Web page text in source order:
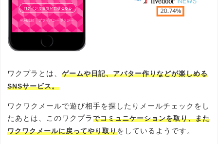
ワクプラとは、 ゲームや日記、アバター作りなどが楽しめる
SNSサービス。
ワクワクメールで遊び相手を探したりメールチェックをし
たあとは、このワクプラでコミュニケーションを取り、また
ワクワクメールに戻ってやり取りをしているようです。